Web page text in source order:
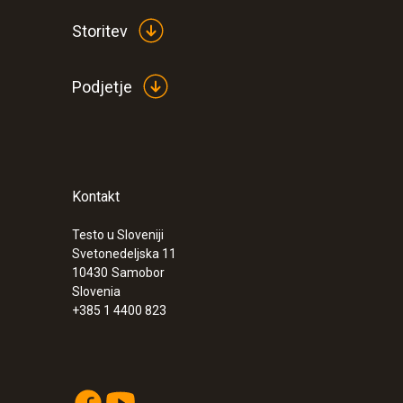
:0632 0327
€ 485,00
€ 591,70
Storitev
Podjetje
Kontakt
Testo u Sloveniji
Svetonedeljska 11
10430 Samobor
Slovenia
+385 1 4400 823